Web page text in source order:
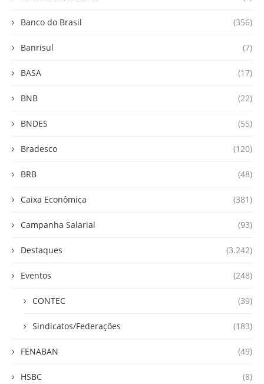
Banco do Brasil (356)
Banrisul (7)
BASA (17)
BNB (22)
BNDES (55)
Bradesco (120)
BRB (48)
Caixa Econômica (381)
Campanha Salarial (93)
Destaques (3.242)
Eventos (248)
CONTEC (39)
Sindicatos/Federações (183)
FENABAN (49)
HSBC (8)